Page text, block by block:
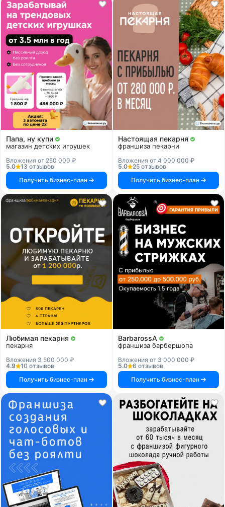
Папа, ну купи
магазин детских игрушек
Вложения от 250 000 ₽
5.0
13 отзывов
Получить бизнес-план
Настоящая пекарня
франшиза пекарни
Вложения от 4 000 000 ₽
5.0
25 отзывов
Получить бизнес-план
Любимая пекарня
пекарня
Вложения 3 500 000 ₽
4.9
10 отзывов
Получить бизнес-план
BarbarossA
франшиза барбершопа
Вложения от 3 000 000 ₽
5.0
6 отзывов
Получить бизнес-план